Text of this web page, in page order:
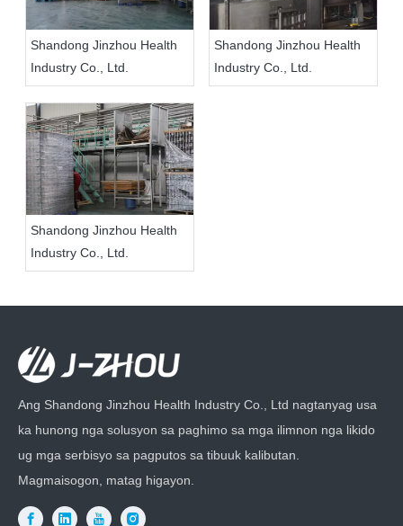
Shandong Jinzhou Health
Industry Co., Ltd.
Shandong Jinzhou Health
Industry Co., Ltd.
Shandong Jinzhou Health
Industry Co., Ltd.
Ang Shandong Jinzhou Health Industry Co., Ltd nagtanyag usa
ka hunong nga solusyon sa paghimo sa mga ilimnon nga likido
ug mga serbisyo sa pagputos sa tibuuk kalibutan.
Magmaisogon, matag higayon.